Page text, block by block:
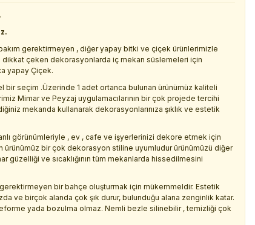
gerektirmeyen , diğer yapay bitki ve çiçek ürünlerimizle
dikkat çeken dekorasyonlarda iç mekan süslemeleri için
yapay Çiçek.
bir seçim .Üzerinde 1 adet ortanca bulunan ürünümüz kaliteli
Mimar ve Peyzaj uygulamacılarının bir çok projede tercihi
mekanda kullanarak dekorasyonlarınıza şıklık ve estetik
görünümleriyle , ev , cafe ve işyerlerinizi dekore etmek için
ürünümüz bir çok dekorasyon stiline uyumludur ürünümüzü diğer
ve sıcaklığının tüm mekanlarda hissedilmesini
bir bahçe oluşturmak için mükemmeldir. Estetik
ve birçok alanda çok şık durur, bulunduğu alana zenginlik katar.
yada bozulma olmaz. Nemli bezle silinebilir , temizliği çok